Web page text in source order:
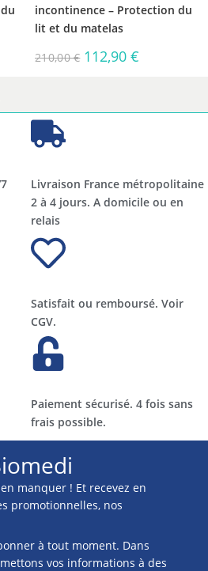
incontinence – Protection du
lit et du matelas
210,00€ 112,90€
Livraison France métropolitaine
2 à 4 jours. A domicile ou en
relais​​
Satisfait ou remboursé. Voir
CGV.
Paiement sécurisé. 4 fois sans
frais possible.
manquer ! Et recevez en
promotionnelles, nos
à tout moment. Dans
vos informations à des